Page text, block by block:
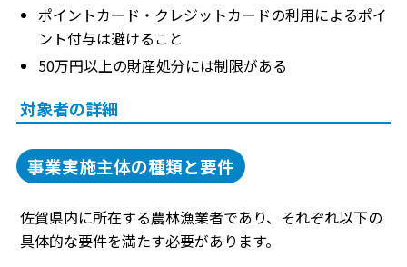
ポイントカード・クレジットカードの利用によるポイ
ント付与は避けること
50万円以上の財産処分には制限がある
対象者の詳細
事業実施主体の種類と要件
佐賀県内に所在する農林漁業者であり、それぞれ以下の
具体的な要件を満たす必要があります。